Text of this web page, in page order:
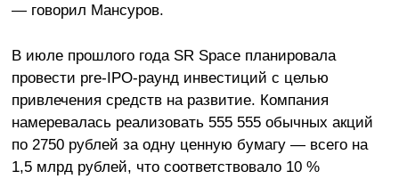
— говорил Мансуров.
В июле прошлого года SR Space планировала
провести pre-IPO-раунд инвестиций с целью
привлечения средств на развитие. Компания
намеревалась реализовать 555 555 обычных акций
по 2750 рублей за одну ценную бумагу — всего на
1,5 млрд рублей, что соответствовало 10 %